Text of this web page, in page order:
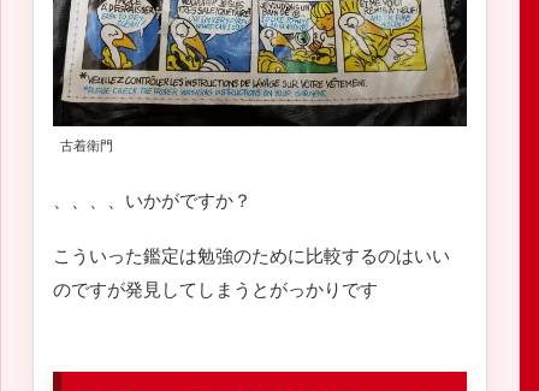
古着衛門
、、、、いかがですか？
こういった鑑定は勉強のために比較するのはいい
のですが発見してしまうとがっかりです